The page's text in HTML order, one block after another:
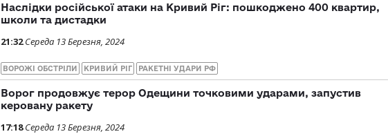
Наслідки російської атаки на Кривий Ріг: пошкоджено 400 квартир,
школи та дистадки
21:32 Середа 13 Березня, 2024
ВОРОЖІ ОБСТРІЛИ КРИВИЙ РІГ РАКЕТНІ УДАРИ РФ
Ворог продовжує терор Одещини точковими ударами, запустив
керовану ракету
17:18 Середа 13 Березня, 2024